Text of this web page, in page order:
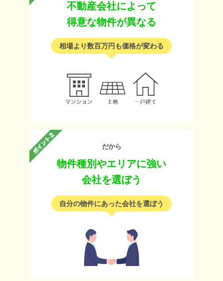
不動産会社によって
得意な物件が異なる
相場より数百万円も価格が変わる
だから
物件種別やエリアに強い
会社を選ぼう
自分の物件にあった会社を選ぼう